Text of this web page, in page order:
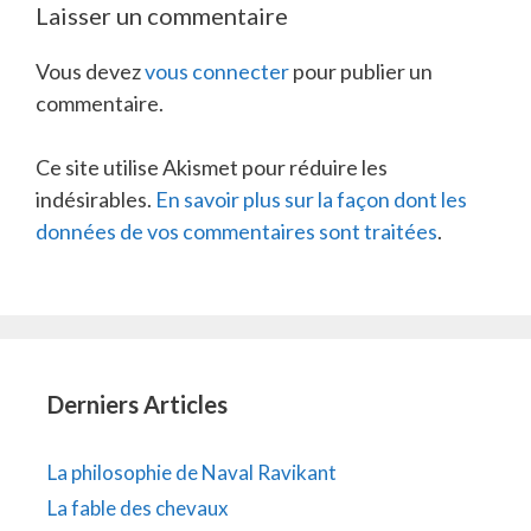
Laisser un commentaire
Vous devezvous connecterpour publier un
commentaire.
Ce site utilise Akismet pour réduire les
indésirables. En savoir plus sur la façon dont les
données de vos commentaires sont traitées.
Derniers Articles
La philosophie de Naval Ravikant
La fable des chevaux